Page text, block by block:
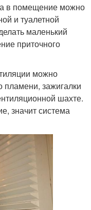
в помещение можно
и туалетной
маленький
приточного
можно
зажигалки
шахте.
значит система